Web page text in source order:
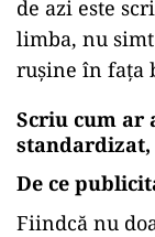
de azi este
limba, nu
rușine în fața
Scriu cum ar
standardizat,
De ce
Fiindcă nu